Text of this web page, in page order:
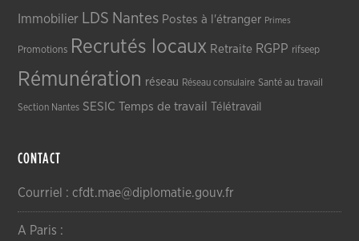
Immobilier LDS Nantes Postes à l'étranger Primes
Promotions Recrutés locaux Retraite RGPP rifseep
Rémunération réseau Réseau consulaire Santé au travail
Section Nantes SESIC Temps de travail Télétravail
CONTACT
Courriel : cfdt.mae@diplomatie.gouv.fr
A Paris :